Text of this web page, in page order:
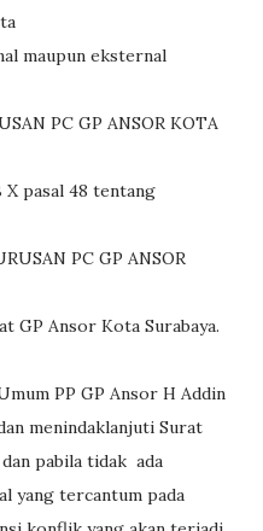
maupun eksternal
PC GP ANSOR KOTA
X pasal 48 tentang
PC GP ANSOR
GP Ansor Kota Surabaya.
PP GP Ansor H Addin
menindaklanjuti Surat
pabila tidak ada
yang tercantum pada